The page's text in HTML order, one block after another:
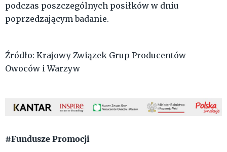
podczas poszczególnych posiłków w dniu
poprzedzającym badanie.
Źródło: Krajowy Związek Grup Producentów
Owoców i Warzyw
#Fundusze Promocji